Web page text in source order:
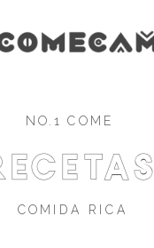
COMIDA RICA
NO.1 COME